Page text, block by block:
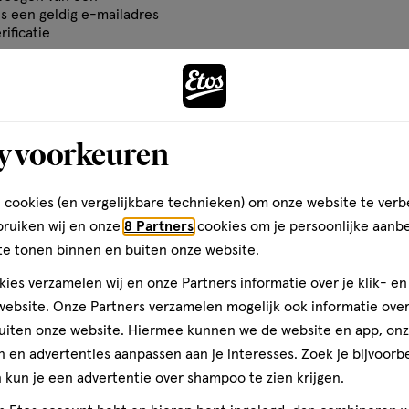
Benzyl Alcohol
uitspoelen met water.
om
het
3
Hiermee
open
je
vragenformulier.
om
4
Hiermee
open
je
vragenformulier.
om
beoordelen
5
Hiermee
open
je
vragenformulier.
een geldig e-mailadres
op Recentste
Kwaliteit
Kwaliteit, 5.0 van 5
5.0
Prijs
Prijs, 5.0 van 5
10 Olay:
voorkeuren
cookies (en vergelijkbare technieken) om onze website te
wij en onze 8 Partners cookies om je persoonlijke
tonen binnen en buiten onze website.
verzamelen wij en onze Partners informatie over je klik-
Onze Partners verzamelen mogelijk ook informatie
onze website. Hiermee kunnen we de website en app,
en advertenties aanpassen aan je interesses. Zoek je
kun je een advertentie over shampoo te zien krijgen.